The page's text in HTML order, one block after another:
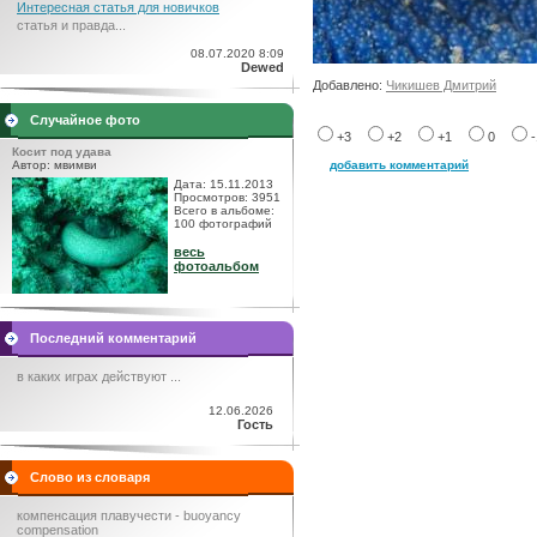
Интересная статья для новичков
статья и правда...
08.07.2020 8:09
Dewed
Случайное фото
Косит под удава
Автор: мвимви
Дата: 15.11.2013
Просмотров: 3951
Всего в альбоме:
100 фотографий
весь
фотоальбом
Последний комментарий
в каких играх действуют ...
12.06.2026
Гость
Слово из словаря
компенсация плавучести - buoyancy
compensation
Добавлено: Чикишев Дмитрий
+3 +2 +1 0
добавить комментарий